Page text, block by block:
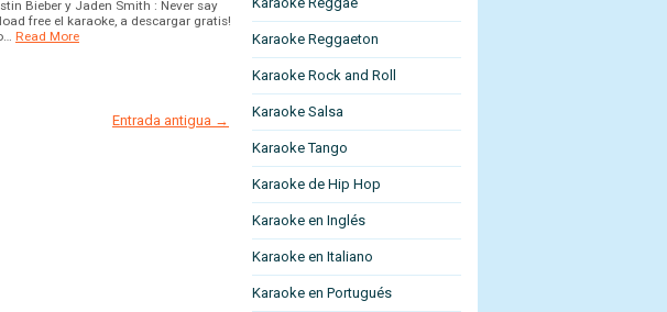
Bieber y Jaden Smith : Never say
free el karaoke, a descargar gratis!
Read More
Entrada antigua →
Karaoke Reggaeton
Karaoke Rock and Roll
Karaoke Salsa
Karaoke Tango
Karaoke de Hip Hop
Karaoke en Inglés
Karaoke en Italiano
Karaoke en Portugués